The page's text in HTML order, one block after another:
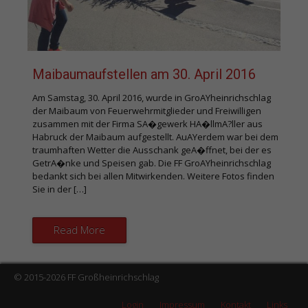
Maibaumaufstellen am 30. April 2016
Am Samstag, 30. April 2016, wurde in GroAYheinrichschlag
der Maibaum von Feuerwehrmitglieder und Freiwilligen
zusammen mit der Firma SA�gewerk HA�llmA?ller aus
Habruck der Maibaum aufgestellt. AuAYerdem war bei dem
traumhaften Wetter die Ausschank geA�ffnet, bei der es
GetrA�nke und Speisen gab. Die FF GroAYheinrichschlag
bedankt sich bei allen Mitwirkenden. Weitere Fotos finden
Sie in der […]
Read More
© 2015-2026 FF Großheinrichschlag
Login Impressum Kontakt Links